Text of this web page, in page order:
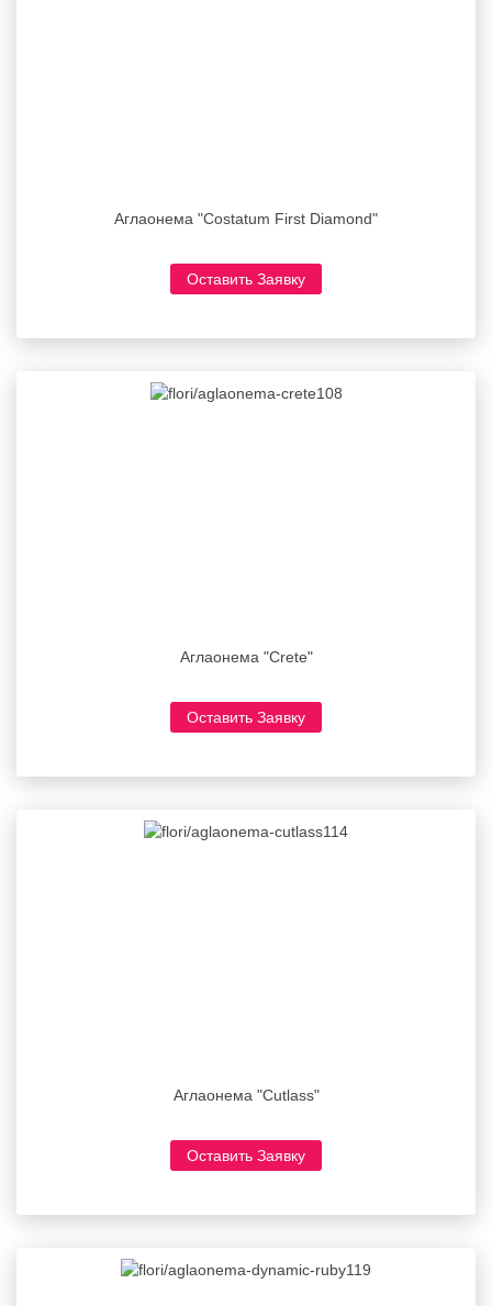
Аглаонема "Costatum First Diamond"
Оставить Заявку
Аглаонема "Crete"
Оставить Заявку
Аглаонема "Cutlass"
Оставить Заявку